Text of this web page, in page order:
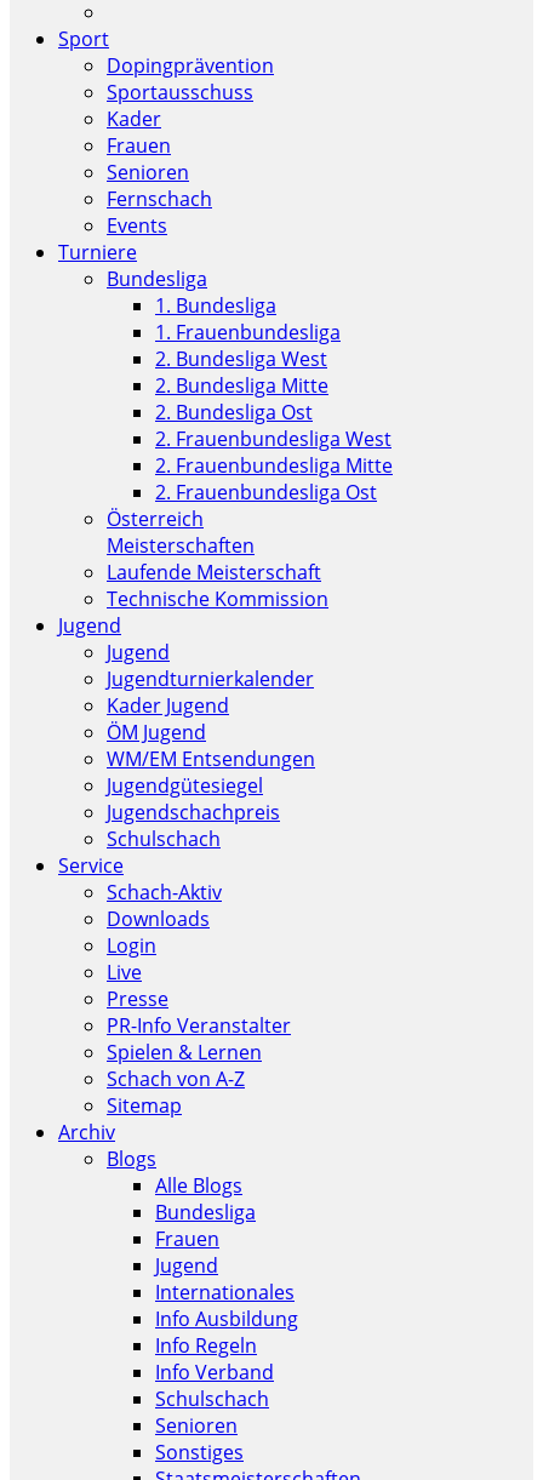
Sport
Dopingprävention
Sportausschuss
Kader
Frauen
Senioren
Fernschach
Events
Turniere
Bundesliga
1. Bundesliga
1. Frauenbundesliga
2. Bundesliga West
2. Bundesliga Mitte
2. Bundesliga Ost
2. Frauenbundesliga West
2. Frauenbundesliga Mitte
2. Frauenbundesliga Ost
Österreich
Meisterschaften
Laufende Meisterschaft
Technische Kommission
Jugend
Jugend
Jugendturnierkalender
Kader Jugend
ÖM Jugend
WM/EM Entsendungen
Jugendgütesiegel
Jugendschachpreis
Schulschach
Service
Schach-Aktiv
Downloads
Login
Live
Presse
PR-Info Veranstalter
Spielen & Lernen
Schach von A-Z
Sitemap
Archiv
Blogs
Alle Blogs
Bundesliga
Frauen
Jugend
Internationales
Info Ausbildung
Info Regeln
Info Verband
Schulschach
Senioren
Sonstiges